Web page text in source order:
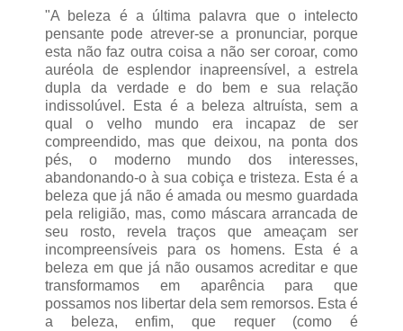
"A beleza é a última palavra que o intelecto
pensante pode atrever-se a pronunciar, porque
esta não faz outra coisa a não ser coroar, como
auréola de esplendor inapreensível, a estrela
dupla da verdade e do bem e sua relação
indissolúvel. Esta é a beleza altruísta, sem a
qual o velho mundo era incapaz de ser
compreendido, mas que deixou, na ponta dos
pés, o moderno mundo dos interesses,
abandonando-o à sua cobiça e tristeza. Esta é a
beleza que já não é amada ou mesmo guardada
pela religião, mas, como máscara arrancada de
seu rosto, revela traços que ameaçam ser
incompreensíveis para os homens. Esta é a
beleza em que já não ousamos acreditar e que
transformamos em aparência para que
possamos nos libertar dela sem remorsos. Esta é
a beleza, enfim, que requer (como é